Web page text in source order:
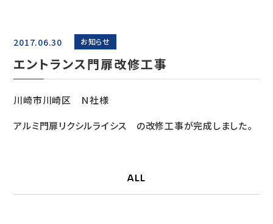
2017.06.30 お知らせ
エントランス門扉改修工事
川崎市川崎区 Ｎ社様
アルミ門扉リクシルライシス の改修工事が完成しました。
ALL